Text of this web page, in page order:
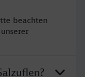
beachten